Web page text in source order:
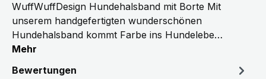
WuffWuffDesign Hundehalsband mit Borte Mit
unserem handgefertigten wunderschönen
Hundehalsband kommt Farbe ins Hundelebe…
Mehr
Bewertungen